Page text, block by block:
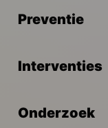
Preventie
Interventies
Onderzoek